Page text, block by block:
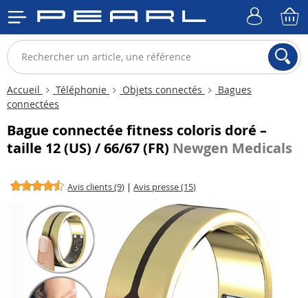
Accueil Téléphonie Objets connectés
Bagues
connectées
Bague connectée fitness coloris doré –
taille 12 (US) / 66/67 (FR) Newgen Medicals
Avis clients (9) |Avis presse (15)